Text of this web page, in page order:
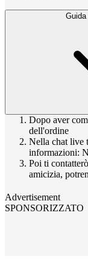
Dopo aver
dell'ordine
Nella chat live
informazioni:
Poi ti
amicizia,
Advertisement
SPONSORIZZATO